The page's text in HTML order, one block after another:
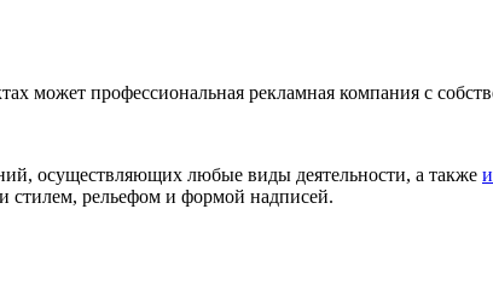
может профессиональная рекламная компания с
осуществляющих любые виды деятельности, а также
стилем, рельефом и формой надписей.